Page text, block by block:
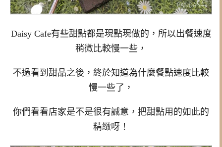
Daisy Cafe有些甜點都是現點現做的，所以出餐速度
稍微比較慢一些，
不過看到甜品之後，終於知道為什麼餐點速度比較
慢一些了，
你們看看店家是不是很有誠意，把甜點用的如此的
精緻呀！